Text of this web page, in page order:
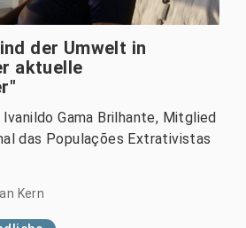
der Umwelt in
aktuelle
Gama Brilhante, Mitglied
das Populações Extrativistas
Kern